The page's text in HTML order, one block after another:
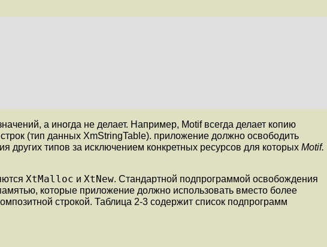
а иногда не делает. Например, Motif всегда делает копию
(тип данных XmStringTable). приложение должно освободить
других типов за исключением конкретных ресурсов для которых Motif.
XtMalloc и XtNew. Стандартной подпрограммой освобождения
которые приложение должно использовать вместо более
строкой. Таблица 2-3 содержит список подпрограмм